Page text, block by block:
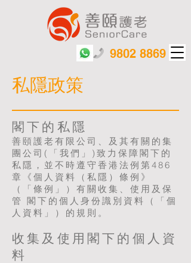
9802 8869
私隱政策
閣下的私隱
善頤護老有限公司、及其有關的集
團公司(「我們」)致力保障閣下的
私隱，並不時遵守香港法例第486
章《個人資料（私隱）條例》
（「條例」）有關收集、使用及保
管 閣下的個人身份識別資料（「個
人資料」）的規則。
收集及使用閣下的個人資
料